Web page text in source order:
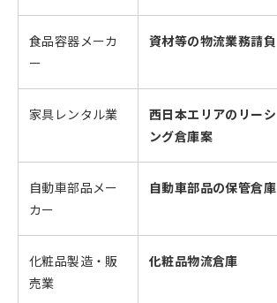
食品容器メーカ
ー
資材等の物流業務請負
家具レンタル業
西日本エリアのリーシ
ング倉庫案
自動車部品メー
カー
自動車部品の保管倉庫
化粧品製造・販
売業
化粧品物流倉庫